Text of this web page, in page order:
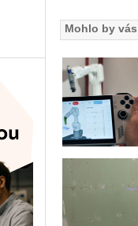
Mohlo by